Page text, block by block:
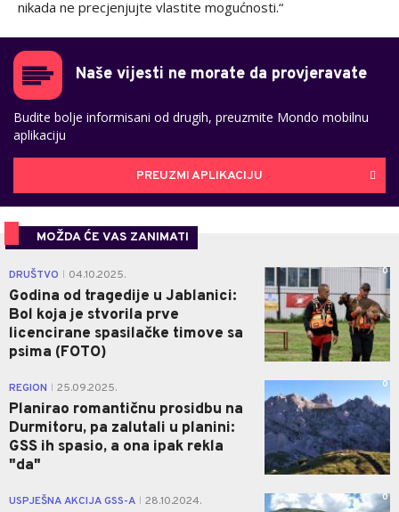
nikada ne precjenjujte vlastite mogućnosti.“
Naše vijesti ne morate da provjeravate
Budite bolje informisani od drugih, preuzmite Mondo mobilnu
aplikaciju
PREUZMI APLIKACIJU
MOŽDA ĆE VAS ZANIMATI
DRUŠTVO 04.10.2025.
Godina od tragedije u Jablanici:
Bol koja je stvorila prve
licencirane spasilačke timove sa
psima (FOTO)
0
REGION 25.09.2025.
Planirao romantičnu prosidbu na
Durmitoru, pa zalutali u planini:
GSS ih spasio, a ona ipak rekla
"da"
0
USPJEŠNA AKCIJA GSS-A 28.10.2024. 0